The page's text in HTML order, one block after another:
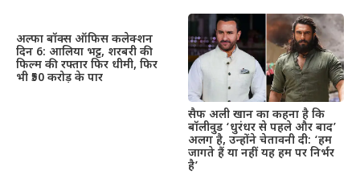
अल्फा बॉक्स ऑफिस कलेक्शन
दिन 6: आलिया भट्ट, शरबरी की
फिल्म की रफ्तार फिर धीमी, फिर
भी ₹50 करोड़ के पार
सैफ अली खान का कहना है कि
बॉलीवुड ‘धुरंधर से पहले और बाद’
अलग है, उन्होंने चेतावनी दी: ‘हम
जागते हैं या नहीं यह हम पर निर्भर
है’